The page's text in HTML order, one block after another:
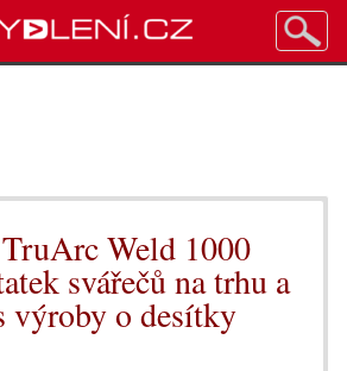
Weld 1000
svářečů na trhu a
výroby o desítky